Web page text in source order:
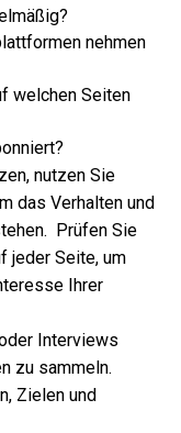
nehmen
welchen Seiten
nutzen Sie
das Verhalten und
Prüfen Sie
jeder Seite, um
Ihrer
Interviews
zu sammeln.
Zielen und